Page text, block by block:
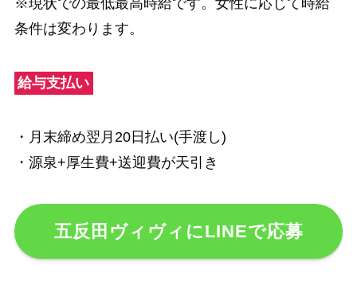
※現状での最低最高時給です。女性に応じて時給
条件は変わります。
給与支払い
・月末締め翌月20日払い(手渡し)
・源泉+厚生費+送迎費が天引き
五反田ヴィヴィにLINEで応募